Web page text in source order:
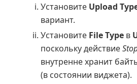
Установите Upload
вариант.
Установите File Type в
поскольку действие
внутренне хранит
(в состоянии виджета).